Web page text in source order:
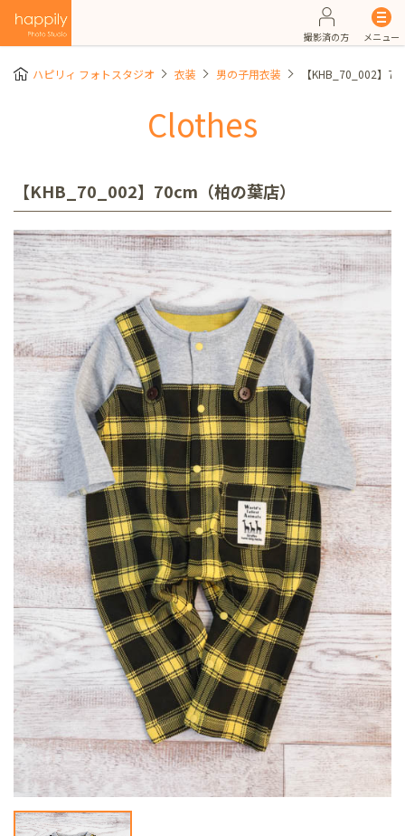
撮影済の方 メニュー
ハピリィ フォトスタジオ 衣装 男の子用衣装 【KHB_70_002】
Clothes
【KHB_70_002】70cm（柏の葉店）